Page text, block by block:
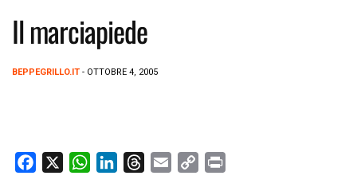
Il marciapiede
BEPPEGRILLO.IT - OTTOBRE 4, 2005
W